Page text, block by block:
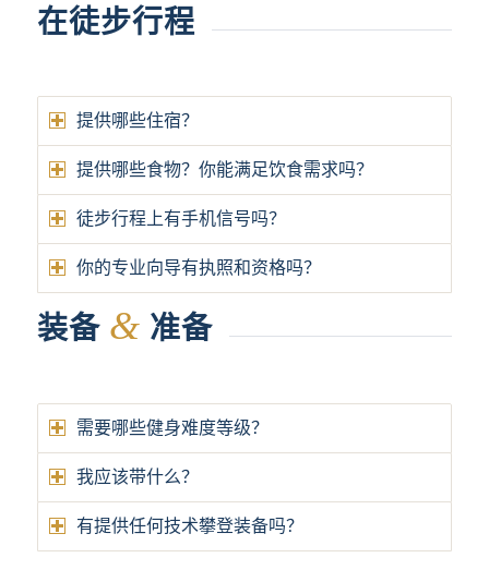
在徒步行程
提供哪些住宿？
提供哪些食物？你能满足饮食需求吗？
徒步行程上有手机信号吗？
你的专业向导有执照和资格吗？
装备 & 准备
需要哪些健身难度等级？
我应该带什么？
有提供任何技术攀登装备吗？